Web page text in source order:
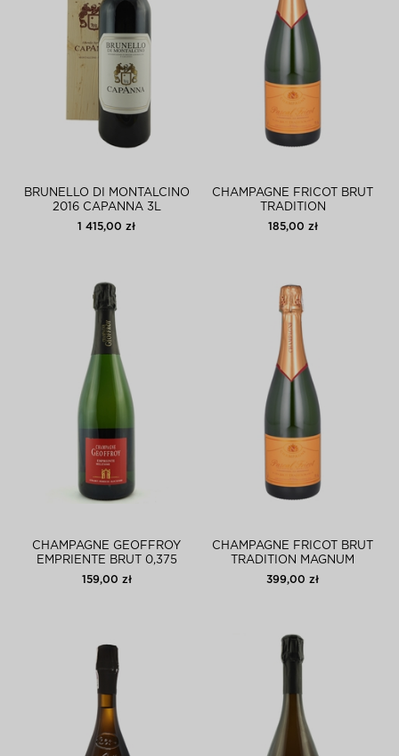
BRUNELLO DI MONTALCINO
2016 CAPANNA 3L
1 415,00 zł
CHAMPAGNE FRICOT BRUT
TRADITION
185,00 zł
CHAMPAGNE GEOFFROY
EMPRIENTE BRUT 0,375
159,00 zł
CHAMPAGNE FRICOT BRUT
TRADITION MAGNUM
399,00 zł